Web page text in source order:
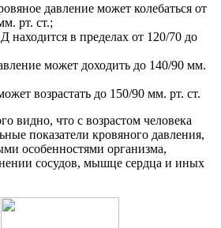
давление может колебаться от
рт. ст.;
находится в пределах от 120/70 до
может доходить до 140/90 мм.
возрастать до 150/90 мм. рт. ст.
видно, что с возрастом человека
показатели кровяного давления,
особенностями организма,
сосудов, мышце сердца и иных